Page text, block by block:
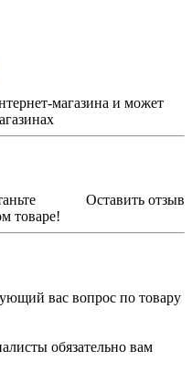
магазина и может
Оставить отзыв
товаре!
вас вопрос по товару
обязательно вам